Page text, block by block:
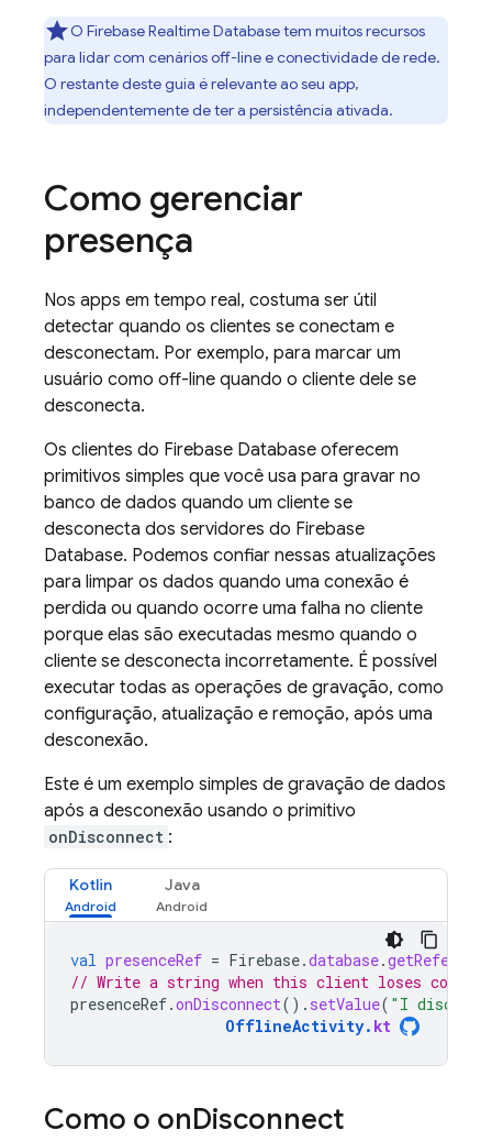
O Firebase Realtime Databasetem muitos recursos
para lidar com cenários off-line e conectividade de rede.
O restante deste guia é relevante ao seu app,
independentemente de ter a persistência ativada.
Como gerenciar
presença
Nos apps em tempo real, costuma ser útil
detectar quando os clientes se conectam e
desconectam. Por exemplo, para marcar um
usuário como off-line quando o cliente dele se
desconecta.
Os clientes do Firebase Database oferecem
primitivos simples que você usa para gravar no
banco de dados quando um cliente se
desconecta dos servidores do Firebase
Database. Podemos confiar nessas atualizações
para limpar os dados quando uma conexão é
perdida ou quando ocorre uma falha no cliente
porque elas são executadas mesmo quando o
cliente se desconecta incorretamente. É possível
executar todas as operações de gravação, como
configuração, atualização e remoção, após uma
desconexão.
Este é um exemplo simples de gravação de dados
após a desconexão usando o primitivo
onDisconnect :
Kotlin Java
val presenceRef = Firebase.database.getReference
// Write a string when this client loses
presenceRef.onDisconnect(). setValue( "I
OfflineActivity. kt
Como o onDisconnect